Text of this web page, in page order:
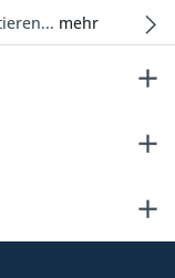
mehr